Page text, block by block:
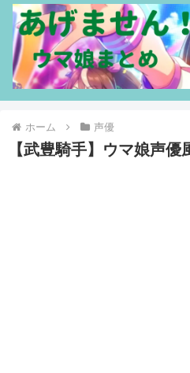
ホーム 声優
【武豊騎手】ウマ娘声